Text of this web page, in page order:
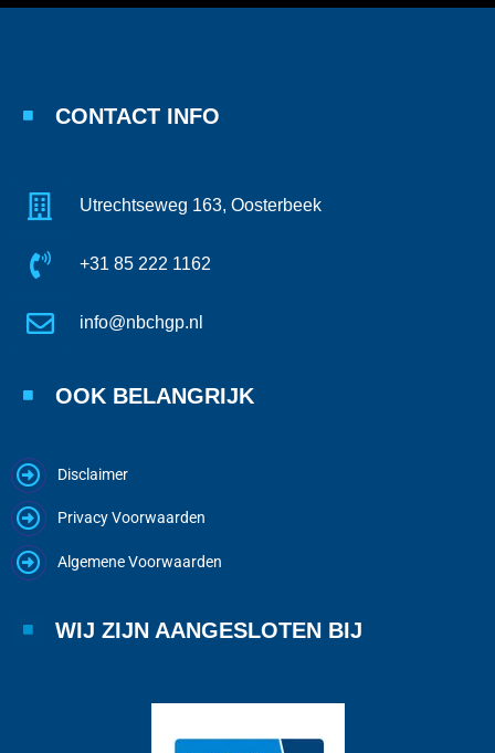
CONTACT INFO
Utrechtseweg 163, Oosterbeek
+31 85 222 1162
info@nbchgp.nl
OOK BELANGRIJK
Disclaimer
Privacy Voorwaarden
Algemene Voorwaarden
WIJ ZIJN AANGESLOTEN BIJ